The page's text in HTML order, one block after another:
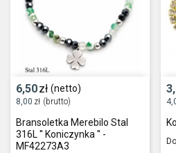
6,50zł (netto)
8,00 zł (brutto)
Bransoletka Merebilo Stal
316L '' Koniczynka '' -
MF42273A3